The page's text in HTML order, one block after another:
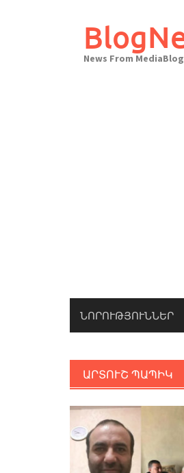
News From MediaBlog
ՆՈՐՈՒԹՅՈՒՆՆԵՐ
ԱՐՏՈՒՇ ՊԱՊԻԿ